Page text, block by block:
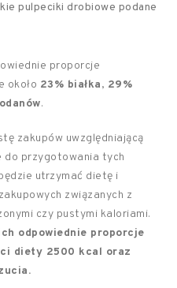
pulpeciki drobiowe podane
proporcje
około 23% białka, 29%
.
zakupów uwzględniającą
do przygotowania tych
utrzymać dietę i
związanych z
czy pustymi kaloriami.
odpowiednie proporcje
diety 2500 kcal oraz